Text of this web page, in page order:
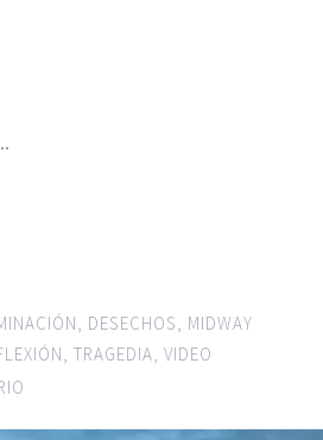
, DESECHOS, MIDWAY
, TRAGEDIA, VIDEO